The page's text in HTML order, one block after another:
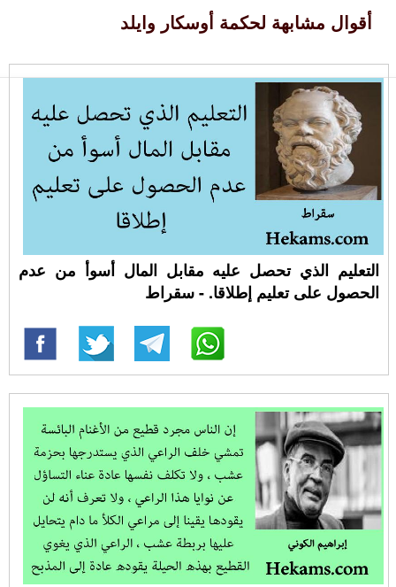
أقوال مشابهة لحكمة أوسكار وايلد
التعليم الذي تحصل عليه مقابل المال أسوأ من عدم
الحصول على تعليم إطلاقا. - سقراط